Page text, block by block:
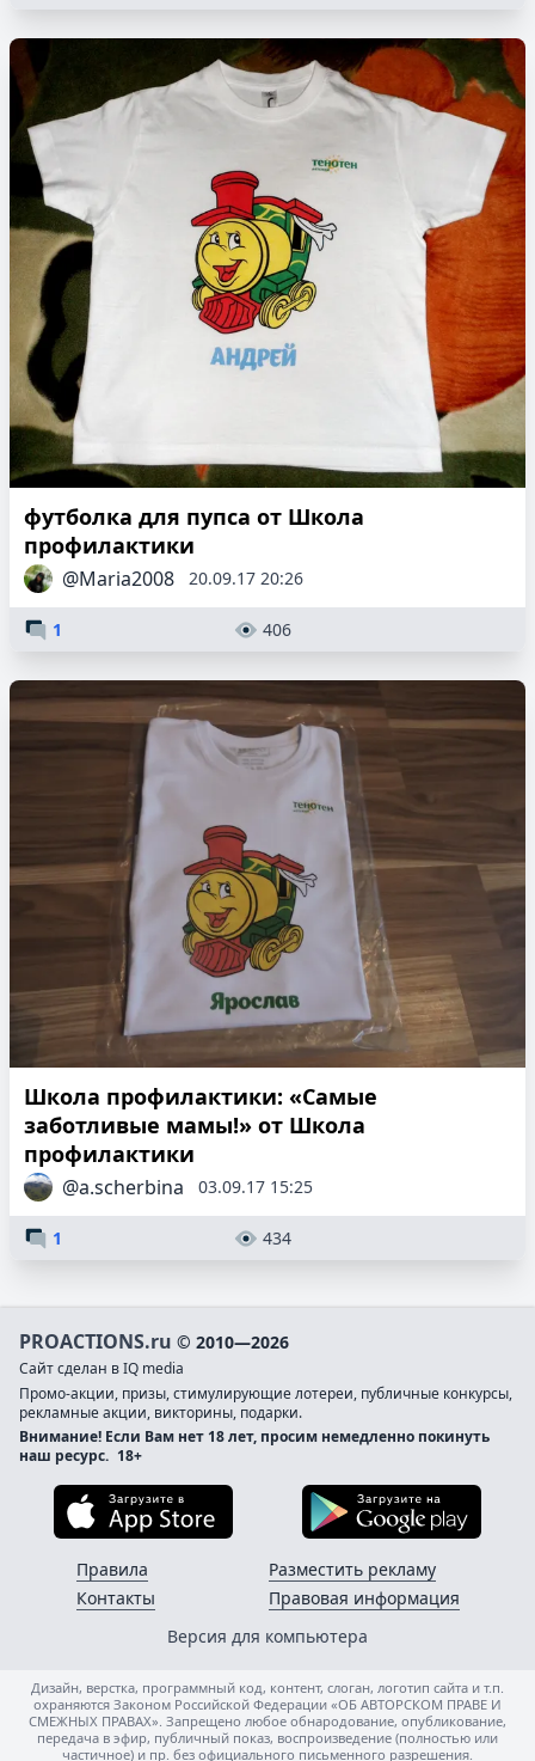
футболка для пупса от Школа
профилактики
@Maria2008 20.09.17 20:26
1 406
Школа профилактики: «Самые
заботливые мамы!» от Школа
профилактики
@a.scherbina 03.09.17 15:25
1 434
PROACTIONS.ru © 2010—2026
Сайт сделан в IQ media
Промо-акции, призы, стимулирующие лотереи, публичные конкурсы,
рекламные акции, викторины, подарки.
Внимание! Если Вам нет 18 лет, просим немедленно покинуть
наш ресурс. 18+
Загрузите в App Store
Правила
Контакты
Разместить рекламу
Правовая информация
Версия для компьютера
Дизайн, верстка, программный код, контент, слоган, логотип сайта и т.п.
охраняются Законом Российской Федерации «ОБ АВТОРСКОМ ПРАВЕ И
СМЕЖНЫХ ПРАВАХ». Запрещено любое обнародование, опубликование,
передача в эфир, публичный показ, воспроизведение (полностью или
частичное) и пр. без официального письменного разрешения.